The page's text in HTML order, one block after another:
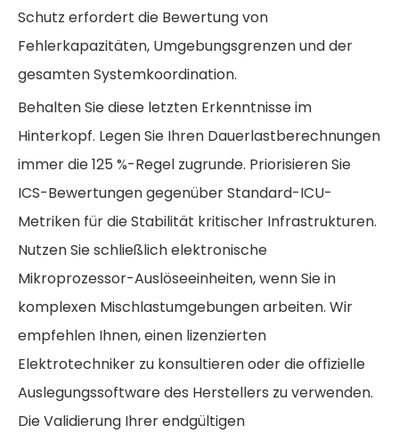
Schutz erfordert die Bewertung von
Fehlerkapazitäten, Umgebungsgrenzen und der
gesamten Systemkoordination.
Behalten Sie diese letzten Erkenntnisse im
Hinterkopf. Legen Sie Ihren Dauerlastberechnungen
immer die 125 %-Regel zugrunde. Priorisieren Sie
ICS-Bewertungen gegenüber Standard-ICU-
Metriken für die Stabilität kritischer Infrastrukturen.
Nutzen Sie schließlich elektronische
Mikroprozessor-Auslöseeinheiten, wenn Sie in
komplexen Mischlastumgebungen arbeiten. Wir
empfehlen Ihnen, einen lizenzierten
Elektrotechniker zu konsultieren oder die offizielle
Auslegungssoftware des Herstellers zu verwenden.
Die Validierung Ihrer endgültigen